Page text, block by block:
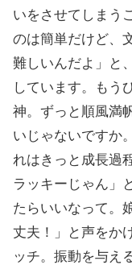
いをさせてしまう
のは簡単だけど、
難しいんだよ」と
しています。もう
神。ずっと順風満
いじゃないですか
れはきっと成長過
ラッキーじゃん」
たらいいなって。
丈夫！」と声をか
ッチ。振動を与え